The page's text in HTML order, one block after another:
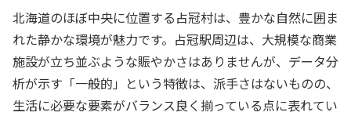
北海道のほぼ中央に位置する占冠村は、豊かな自然に囲ま
れた静かな環境が魅力です。占冠駅周辺は、大規模な商業
施設が立ち並ぶような賑やかさはありませんが、データ分
析が示す「一般的」という特徴は、派手さはないものの、
生活に必要な要素がバランス良く揃っている点に表れてい